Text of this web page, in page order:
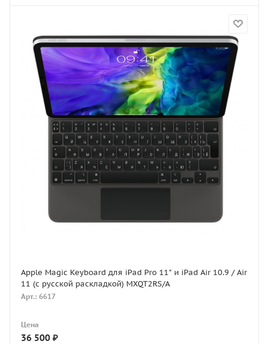
Apple Magic Keyboard для iPad Pro 11" и iPad Air 10.9 / Air
11 (с русской раскладкой) MXQT2RS/A
Арт.: 6617
Цена
36 500 ₽